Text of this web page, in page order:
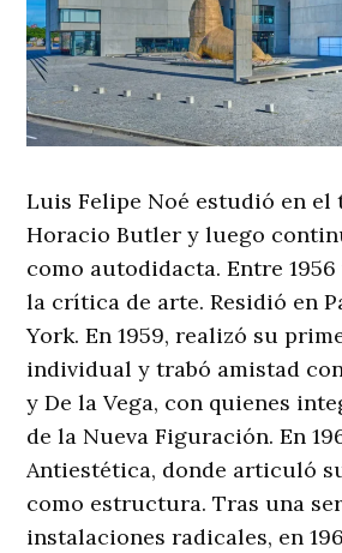
Luis Felipe Noé estudió en el
Horacio Butler y luego
como autodidacta. Entre 1956
la crítica de arte. Residió en
York. En 1959, realizó su
individual y trabó amistad
y De la Vega, con quienes
de la Nueva Figuración. En
Antiestética, donde articuló
como estructura. Tras una
instalaciones radicales, en